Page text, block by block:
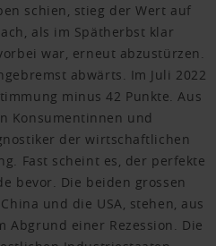
schien, stieg der Wert auf
als im Spätherbst klar
war, erneut abzustürzen.
abwärts. Im Juli 2022
minus 42 Punkte. Aus
Konsumentinnen und
der wirtschaftlichen
Fast scheint es, der perfekte
bevor. Die beiden grossen
und die USA, stehen, aus
Abgrund einer Rezession. Die